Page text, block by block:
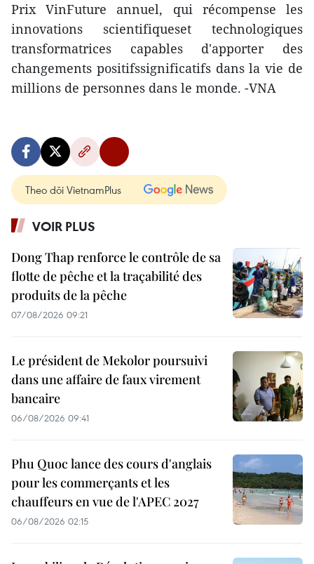
Prix VinFuture annuel, qui récompense les
innovations scientifiqueset technologiques
transformatrices capables d'apporter des
changements positifssignificatifs dans la vie de
millions de personnes dans le monde. -VNA
Theo dõi VietnamPlus
VOIR PLUS
Dong Thap renforce le contrôle de sa
flotte de pêche et la traçabilité des
produits de la pêche
07/08/2026 09:21
Le président de Mekolor poursuivi
dans une affaire de faux virement
bancaire
06/08/2026 09:41
Phu Quoc lance des cours d'anglais
pour les commerçants et les
chauffeurs en vue de l'APEC 2027
06/08/2026 02:15